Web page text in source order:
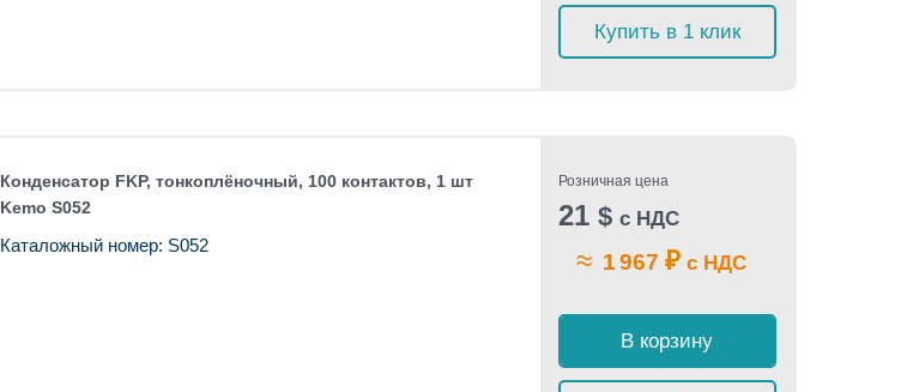
Купить в 1 клик
Конденсатор FKP, тонкоплёночный, 100 контактов, 1 шт
Kemo S052
Каталожный номер: S052
Розничная цена
21 $ с НДС
≈ 1 967 ₽с НДС
В корзину